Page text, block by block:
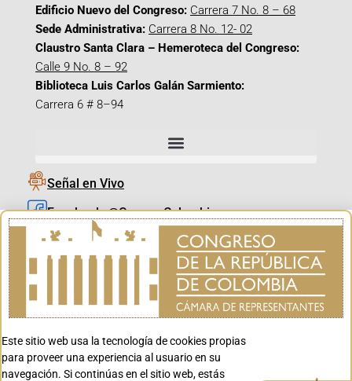
Edificio Nuevo del Congreso: Carrera 7 No. 8 – 68
Sede Administrativa: Carrera 8 No. 12- 02
Claustro Santa Clara – Hemeroteca del Congreso:
Calle 9 No. 8 – 92
Biblioteca Luis Carlos Galán Sarmiento:
Carrera 6 # 8–94
Señal en Vivo
Facebook_@CamaraColombia
Instagram_@CamaraColombia
X_@CamaraColombia
Youtube_@CamaraColombia
Youtube_@CanalCongreso
Este sitio web usa la tecnología de cookies propias
para proveer una experiencia al usuario en su
navegación. Si continúas en el sitio web, estás